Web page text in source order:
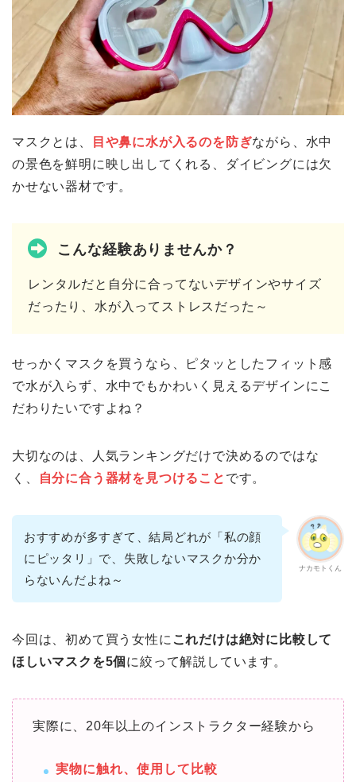
マスクとは、 目や鼻に水が入るのを防ぎながら、水中
の景色を鮮明に映し出してくれる、ダイビングには欠
かせない器材です。
こんな経験ありませんか？
レンタルだと自分に合ってないデザインやサイズ
だったり、水が入ってストレスだった～
せっかくマスクを買うなら、ピタッとしたフィット感
で水が入らず、水中でもかわいく見えるデザインにこ
だわりたいですよね？
大切なのは、人気ランキングだけで決めるのではな
く、
自分に合う器材を見つけること です。
ナカモトくん
おすすめが多すぎて、結局どれが「私の顔
にピッタリ」で、失敗しないマスクか分か
らないんだよね～
今回は、初めて買う女性に これだけは絶対に比較して
ほしいマスクを5個 に絞って解説しています。
実際に、20年以上のインストラクター経験から
実物に触れ、使用して比較